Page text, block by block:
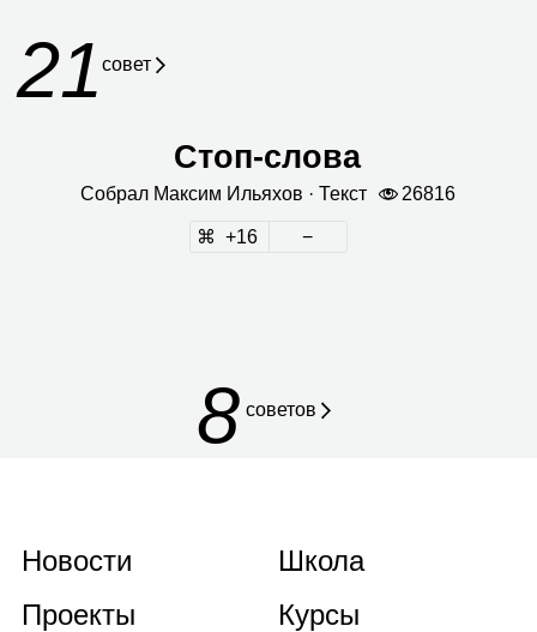
21совет
Стоп‑слова
Собрал Мак­сим Илья­хов · Текст 26816
16
8 советов
Новости
Проекты
Школа
Курсы